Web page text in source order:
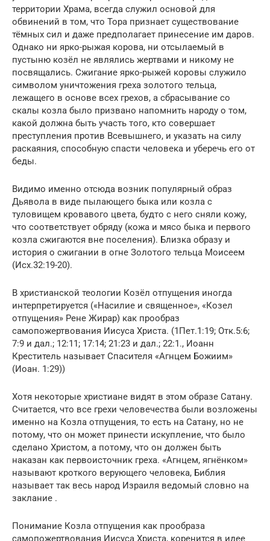
территории Храма, всегда служил основой для
обвинений в том, что Тора признает существование
тёмных сил и даже предполагает принесение им даров.
Однако ни ярко-рыжая корова, ни отсылаемый в
пустыню козёл не являлись жертвами и никому не
посвящались. Сжигание ярко-рыжей коровы служило
символом уничтожения греха золотого тельца,
лежащего в основе всех грехов, а сбрасывание со
скалы козла было призвано напомнить народу о том,
какой должна быть участь того, кто совершает
преступления против Всевышнего, и указать на силу
раскаяния, способную спасти человека и уберечь его от
беды.
Видимо именно отсюда возник популярный образ
Дьявола в виде пылающего быка или козла с
туловищем кровавого цвета, будто с него сняли кожу,
что соответствует обряду (кожа и мясо быка и первого
козла сжигаются вне поселения). Близка образу и
история о сжигании в огне Золотого тельца Моисеем
(Исх.32:19-20).
В христианской теологии Козёл отпущения иногда
интерпретируется («Насилие и священное», «Козел
отпущения» Рене Жирар) как прообраз
самопожертвования Иисуса Христа. (1Пет.1:19; Отк.5:6;
7:9 и дал.; 12:11; 17:14; 21:23 и дал.; 22:1., Иоанн
Креститель называет Спасителя «Агнцем Божиим»
(Иоан. 1:29))
Хотя некоторые христиане видят в этом образе Сатану.
Считается, что все грехи человечества были возложены
именно на Козла отпущения, то есть на Сатану, но не
потому, что он может принести искупление, что было
сделано Христом, а потому, что он должен быть
наказан как первоисточник греха. «Агнцем, ягнёнком»
называют кроткого верующего человека, Библия
называет так весь народ Израиля ведомый словно на
заклание .
Понимание Козла отпущения как прообраза
самопожертвования Иисуса Христа, коренится в идее